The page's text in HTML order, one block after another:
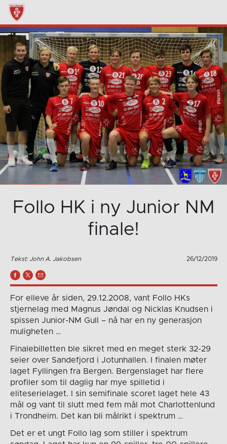
Follo HK i ny Junior NM
finale!
Tekst: John A. Jakobsen 26/12/2019
For elleve år siden, 29.12.2008, vant Follo HKs
stjernelag med Magnus Jøndal og Nicklas Knudsen i
spissen Junior-NM Gull – nå har en ny generasjon
muligheten …
Finalebilletten ble sikret med en meget sterk 32-29
seier over Sandefjord i Jotunhallen. I finalen møter
laget Fyllingen fra Bergen. Bergenslaget har flere
profiler som til daglig har mye spilletid i
eliteserielaget. I sin semifinale scoret laget hele 43
mål og vant til slutt med fem mål mot Charlottenlund
i Trondheim. Det kan bli målrikt i spektrum …
Det er et ungt Follo lag som stiller i spektrum